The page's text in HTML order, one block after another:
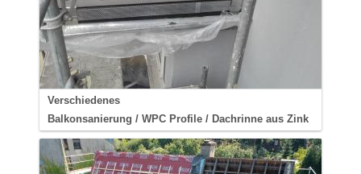
Verschiedenes
Balkonsanierung / WPC Profile / Dachrinne aus Zink